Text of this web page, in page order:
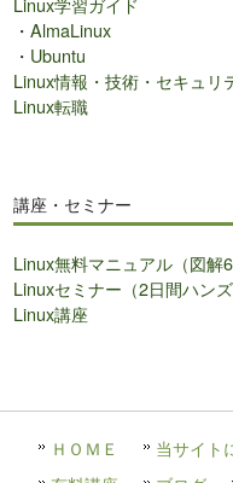
・AlmaLinux
・ Ubuntu
Linux情報・技術・セキュリ
Linux転職
講座・セミナー
Linux無料マニュアル（図解
Linuxセミナー（2日間ハンズ
Linux講座
ＨＯＭＥ 当サイト